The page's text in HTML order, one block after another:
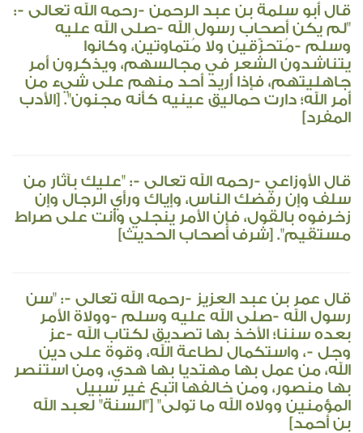
قال أبو سلمة بن عبد الرحمن -رحمه الله تعالى -:
"لم يكن أصحاب رسول الله -صلى الله عليه
وسلم -مُتحزّقين ولا مُتماوتين، وكانوا
يتناشدون الشعر في مجالسهم، ويذكرون أمر
جاهليتهم، فإذا أُريد أحد منهم على شيء من
أمر الله؛ دارت حماليق عينيه كأنه مجنون". [الأدب
المفرد]
قال الأوزاعي -رحمه الله تعالى -: "عليك بآثار من
سلف وإن رفضك الناس، وإياك ورأي الرجال وإن
زخرفوه بالقول، فإن الأمر ينجلي وأنت على صراط
مستقيم". [شرف أصحاب الحديث]
قال عمر بن عبد العزيز -رحمه الله تعالى -: "سن
رسول الله -صلى الله عليه وسلم -وولاة الأمر
بعده سننا؛ الأخذ بها تصديق لكتاب الله -عز
وجل -، واستكمال لطاعة الله، وقوة على دين
الله، من عمل بها مهتديا بها هدي، ومن استنصر
بها منصور، ومن خالفها اتبع غير سبيل
المؤمنين وولاه الله ما تولى" ["السنة" لعبد الله
بن أحمد]